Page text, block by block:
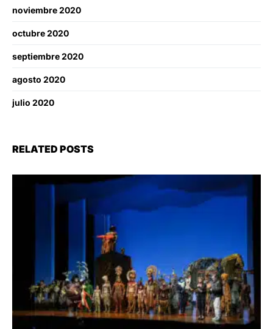
noviembre 2020
octubre 2020
septiembre 2020
agosto 2020
julio 2020
RELATED POSTS